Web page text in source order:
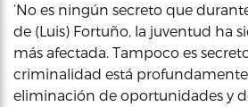
‘No es ningún secreto que
de (Luis) Fortuño, la juventud ha
más afectada. Tampoco es
criminalidad está profundamente
eliminación de oportunidades y